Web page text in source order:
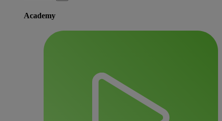
Academy